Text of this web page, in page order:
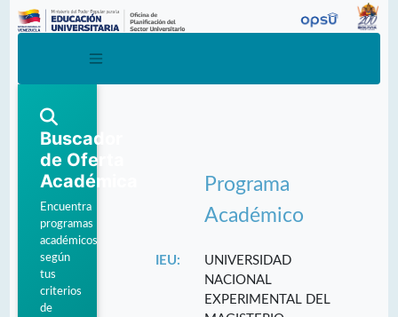
Buscador
de Oferta
Académica
Encuentra
programas
académicos
según
tus
criterios
de
Programa
Académico
IEU:
UNIVERSIDAD
NACIONAL
EXPERIMENTAL DEL